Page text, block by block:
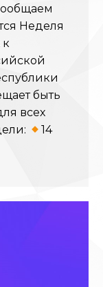
Неделя
быть
всех
14